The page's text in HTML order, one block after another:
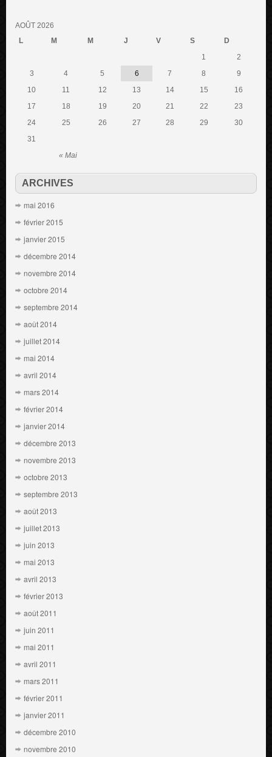
AOÛT 2026
L
M M J V S D
« Mai
1
2
3
4 5 6 7 8
9
10
11 12 13 14 15
16
17
18 19 20 21 22
23
24
25 26 27 28 29
30
31
ARCHIVES
mai 2016
février 2015
janvier 2015
décembre 2014
novembre 2014
octobre 2014
septembre 2014
août 2014
juillet 2014
mai 2014
avril 2014
mars 2014
février 2014
janvier 2014
décembre 2013
novembre 2013
octobre 2013
septembre 2013
août 2013
juillet 2013
juin 2013
mai 2013
avril 2013
février 2013
août 2011
juin 2011
mai 2011
avril 2011
mars 2011
février 2011
janvier 2011
décembre 2010
novembre 2010